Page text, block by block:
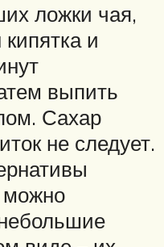
ложки чая,
и
выпить
Сахар
не следует.
можно